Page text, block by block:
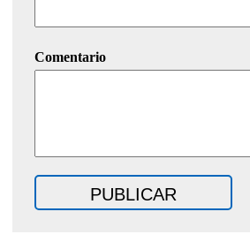
Comentario